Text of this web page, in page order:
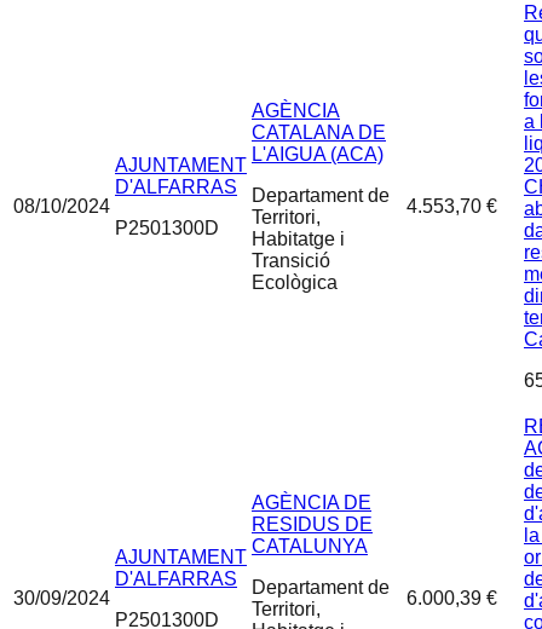
08/10/2024
AJUNTAMENT
D'ALFARRAS
P2501300D
AGÈNCIA
CATALANA DE
L'AIGUA (ACA)
Departament de
Territori,
Habitatge i
Transició
Ecològica
4.553,70 €
a
30/09/2024
AJUNTAMENT
D'ALFARRAS
P2501300D
AGÈNCIA DE
RESIDUS DE
CATALUNYA
Departament de
Territori,
6.000,39 €